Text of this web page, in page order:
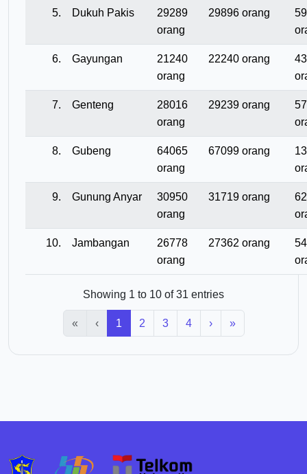
5. Dukuh Pakis
29289
orang
29896 orang
6. Gayungan
21240
orang
22240 orang
7. Genteng
28016
orang
29239 orang
8. Gubeng
64065
orang
67099 orang
9. Gunung Anyar
30950
orang
31719 orang
10. Jambangan
26778
orang
27362 orang
Showing 1 to 10 of 31 entries
« ‹ 1 2 3 4 › »